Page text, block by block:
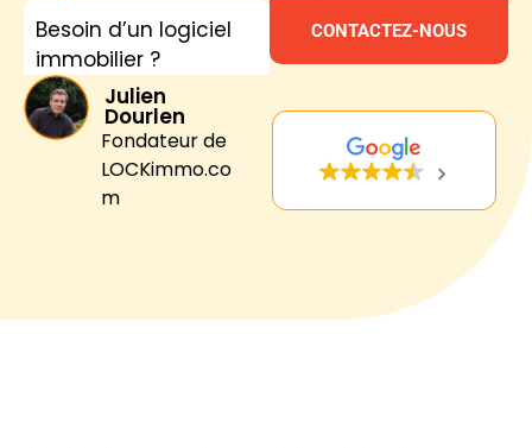
Besoin d’un logiciel
immobilier ?
CONTACTEZ-NOUS
Julien
Dourlen
Fondateur de
LOCKimmo.co
m